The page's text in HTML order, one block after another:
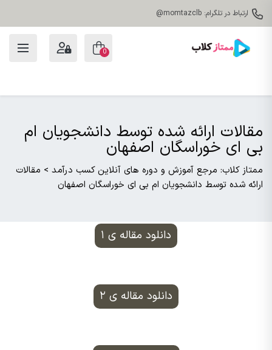
ارتباط در تلگرام: momtazclb@
0
مقالات ارائه شده توسط دانشجویان ام
بی ای خوراسگان اصفهان
ممتاز کلاب: مرجع آموزش و دوره های آنلاین کسب درآمد > مقالات
ارائه شده توسط دانشجویان ام بی ای خوراسگان اصفهان
دانلود مقاله ی ۱
دانلود مقاله ی ۲